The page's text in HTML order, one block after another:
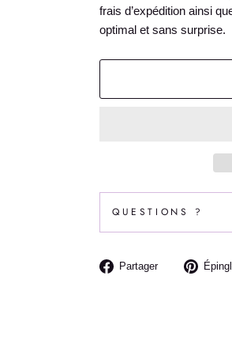
frais d’expédition ainsi
optimal et sans surprise.
QUESTIONS ?
Partager
Partager